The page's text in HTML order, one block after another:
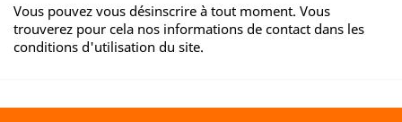
Vous pouvez vous désinscrire à tout moment. Vous
trouverez pour cela nos informations de contact dans les
conditions d'utilisation du site.